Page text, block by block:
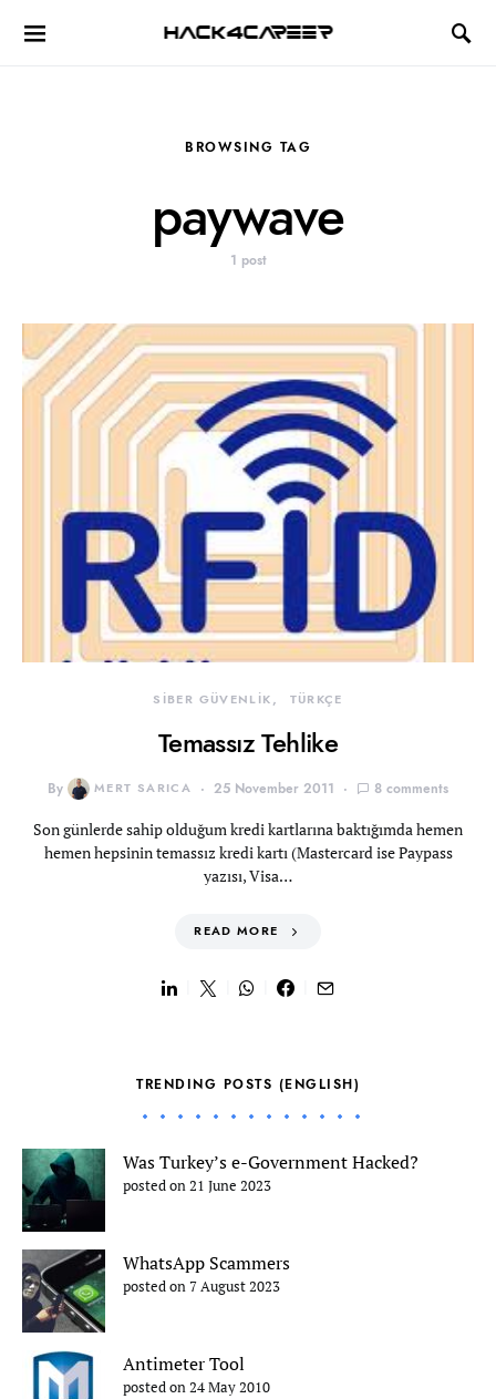
Hack4Career
BROWSING TAG
paywave
1 post
SİBER GÜVENLİK TÜRKÇE
Temassız Tehlike
By MERT SARICA 25 November 2011 8 comments
Son günlerde sahip olduğum kredi kartlarına baktığımda hemen
hemen hepsinin temassız kredi kartı (Mastercard ise Paypass
yazısı, Visa…
READ MORE
TRENDING POSTS (ENGLISH)
Was Turkey’s e-Government Hacked?
posted on 21 June 2023
WhatsApp Scammers
posted on 7 August 2023
Antimeter Tool
posted on 24 May 2010